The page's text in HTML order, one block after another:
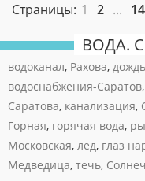
Страницы: 1 2 ... 14
ВОДА.
водоканал, Рахова, дождь
водоснабжения-Саратов,
Саратова, канализация,
Горная, горячая вода,
Московская, лед, глаз
Медведица, течь,